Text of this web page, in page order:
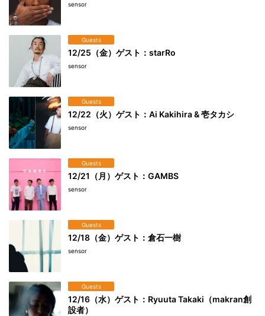
sensor
Guests
12/25（金）ゲスト：starRo
sensor
Guests
12/22（火）ゲスト：Ai Kakihira & 壱タカシ
sensor
Guests
12/21（月）ゲスト：GAMBS
sensor
Guests
12/18（金）ゲスト：倉石一樹
sensor
Guests
12/16（水）ゲスト：Ryuuta Takaki（makran創
設者）